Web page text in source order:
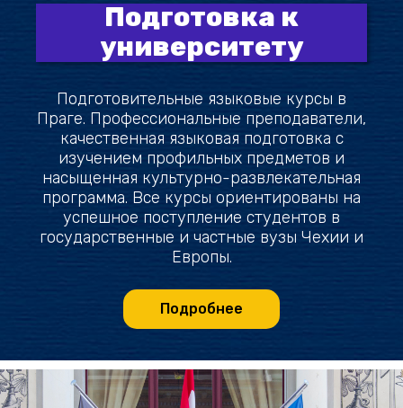
Подготовка к
университету
Подготовительные языковые курсы в
Праге. Профессиональные преподаватели,
качественная языковая подготовка с
изучением профильных предметов и
насыщенная культурно-развлекательная
программа. Все курсы ориентированы на
успешное поступление студентов в
государственные и частные вузы Чехии и
Европы.
Подробнее